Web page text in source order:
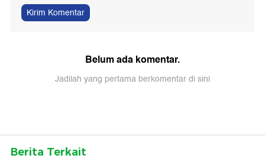
Kirim Komentar
Belum ada komentar.
Jadilah yang pertama berkomentar di sini
Berita Terkait